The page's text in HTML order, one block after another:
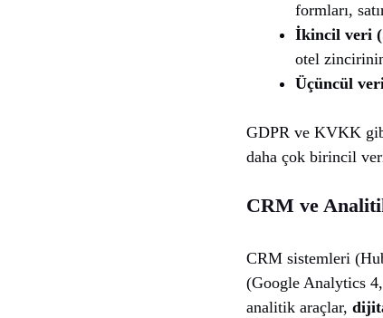
formları,
İkincil veri
otel
Üçüncül
GDPR ve KVKK
daha çok birincil
CRM ve
CRM sistemleri
(Google Analytics 4,
analitik araçlar,